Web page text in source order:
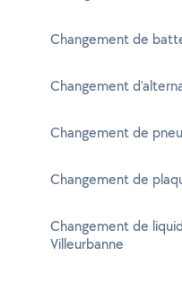
Changement de
Changement
Changement de
Changement de
Changement de
Villeurbanne